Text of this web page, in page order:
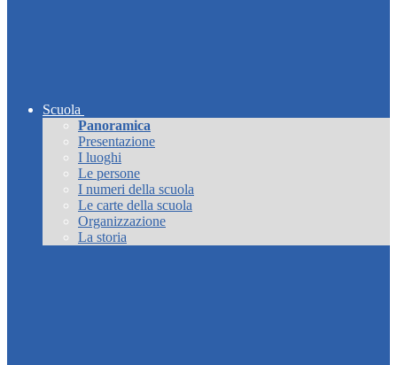
Scuola
Panoramica
Presentazione
I luoghi
Le persone
I numeri della scuola
Le carte della scuola
Organizzazione
La storia